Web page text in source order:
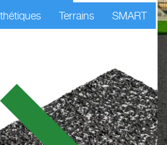
Terrains
SMART